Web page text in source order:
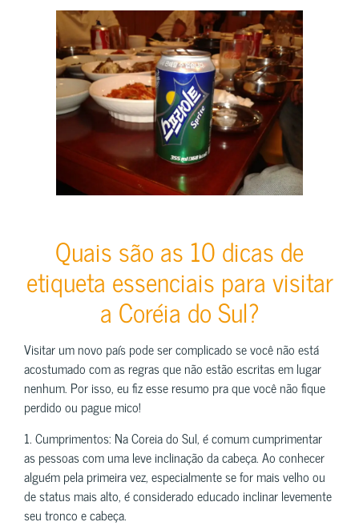
Quais são as 10 dicas de
etiqueta essenciais para visitar
a Coréia do Sul?
Visitar um novo país pode ser complicado se você não está
acostumado com as regras que não estão escritas em lugar
nenhum. Por isso, eu fiz esse resumo pra que você não fique
perdido ou pague mico!
1. Cumprimentos: Na Coreia do Sul, é comum cumprimentar
as pessoas com uma leve inclinação da cabeça. Ao conhecer
alguém pela primeira vez, especialmente se for mais velho ou
de status mais alto, é considerado educado inclinar levemente
seu tronco e cabeça.